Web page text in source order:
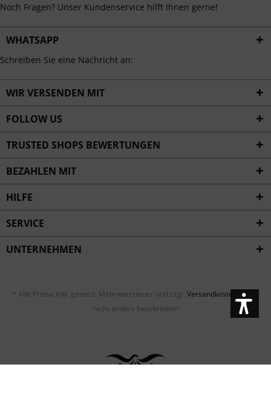
Noch Fragen? Unser Kundenservice hilft Ihnen gerne!
WHATSAPP
Schreiben Sie eine Nachricht an:
WIR VERSENDEN MIT
FOLLOW US
TRUSTED SHOPS BEWERTUNGEN
BEZAHLEN MIT
HILFE
SERVICE
UNTERNEHMEN
* Alle Preise inkl. gesetzl. Mehrwertsteuer und zzgl. Versandkosten
, wenn
nicht anders beschrieben